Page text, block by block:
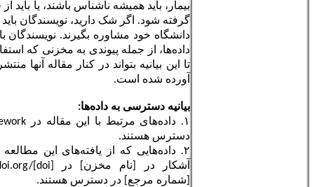
بیمار، باید همیشه ناشناس باشند، یا باید از قبل اجازۀ اشتراک‌گذاری
گرفته شود. اگر شک دارید، نویسندگان باید از کمیته اخلاق مؤسسه/
دانشگاه خود مشاوره بگیرند. نویسندگان باید یک بیانیه دسترسی به
داده‌ها، از جمله پیوندی به مخزنی که استفاده کرده‌اند، داشته باشند
تا این بیانیه بتواند در کنار مقاله آنها منتشر شود. در زیر چند نمونه
بیانیه دسترسی به داده‌ها:
Open Science Frameworkدر
۲. داده‌هایی که از یافته‌های این مطالعه حمایت می‌کنند به طور
آشکار در [نام مخزن] در http://doi.org/[doi]
، شمارۀ مرجع
[شماره مرجع] در دسترس هستند.